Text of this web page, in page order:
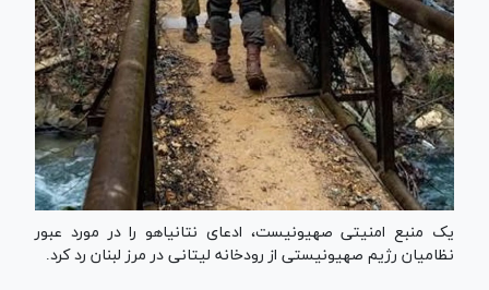
یک منبع امنیتی صهیونیست، ادعای نتانیاهو را در مورد عبور
نظامیان رژیم صهیونیستی از رودخانه لیتانی در مرز لبنان رد کرد.